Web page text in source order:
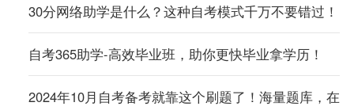
30分网络助学是什么？这种自考模式千万不要错过！
自考365助学-高效毕业班，助你更快毕业拿学历！
2024年10月自考备考就靠这个刷题了！海量题库，在